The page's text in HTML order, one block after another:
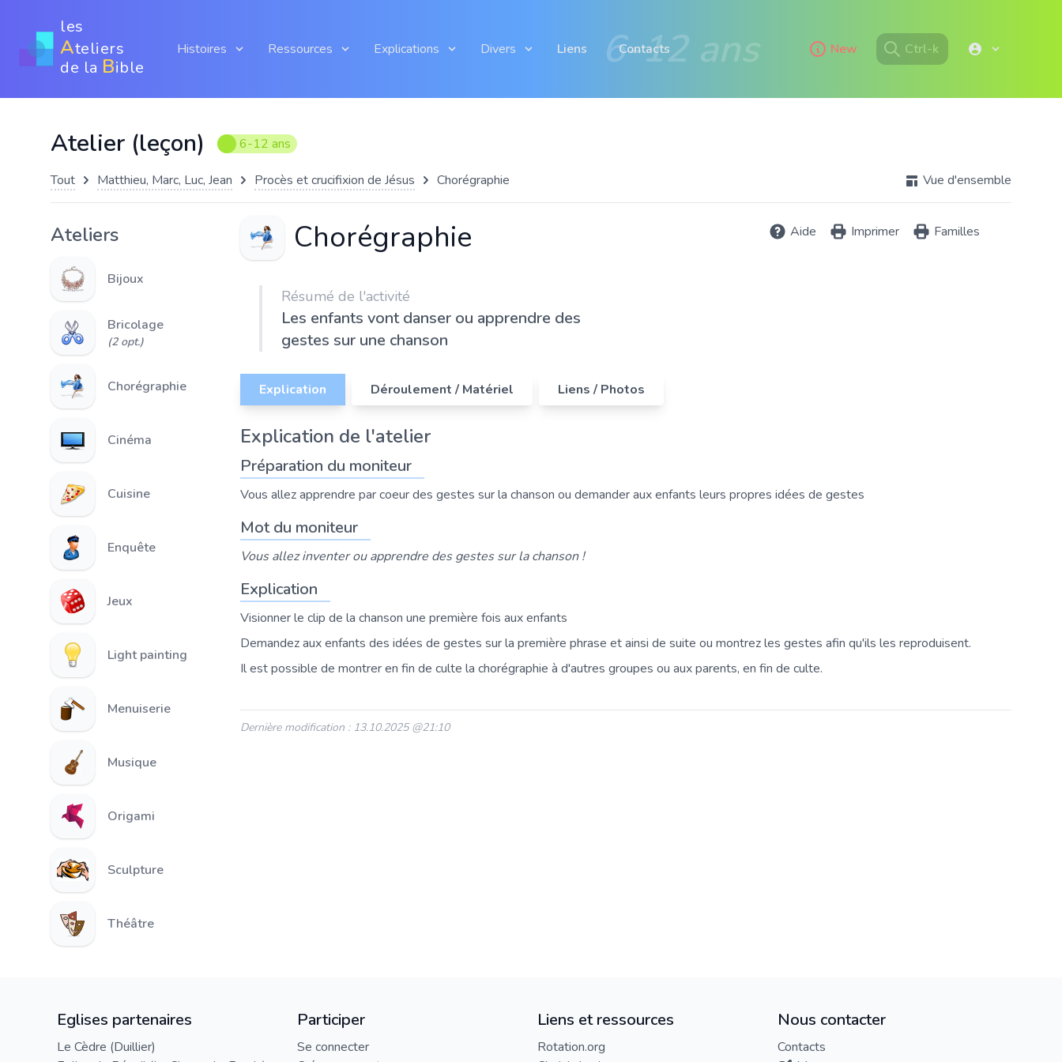
les
Ateliers
de la Bible
Histoires Ressources Explications Divers Liens Contacts
6-12 ans New Ctrl-k
Atelier (leçon) 6-12 ans
Tout Matthieu, Marc, Luc, Jean Procès et crucifixion de Jésus Chorégraphie Vue d'ensemble
Ateliers
Bijoux
Bricolage
(2 opt.)
Chorégraphie
Cinéma
Cuisine
Enquête
Jeux
Light painting
Menuiserie
Musique
Origami
Sculpture
Théâtre
Chorégraphie Aide Imprimer Familles
Résumé de l'activité
Les enfants vont danser ou apprendre des
gestes sur une chanson
Explication Déroulement / Matériel Liens / Photos
Explication de l'atelier
Préparation du moniteur
Vous allez apprendre par coeur des gestes sur la chanson ou demander aux enfants leurs propres idées de gestes
Mot du moniteur
Vous allez inventer ou apprendre des gestes sur la chanson !
Explication
Visionner le clip de la chanson une première fois aux enfants
Demandez aux enfants des idées de gestes sur la première phrase et ainsi de suite ou montrez les gestes afin qu'ils les reproduisent.
Il est possible de montrer en fin de culte la chorégraphie à d'autres groupes ou aux parents, en fin de culte.
Dernière modification : 13.10.2025 @21:10
Eglises partenaires
Le Cèdre (Duillier)
Participer
Se connecter
Liens et ressources
Rotation.org
Nous contacter
Contacts